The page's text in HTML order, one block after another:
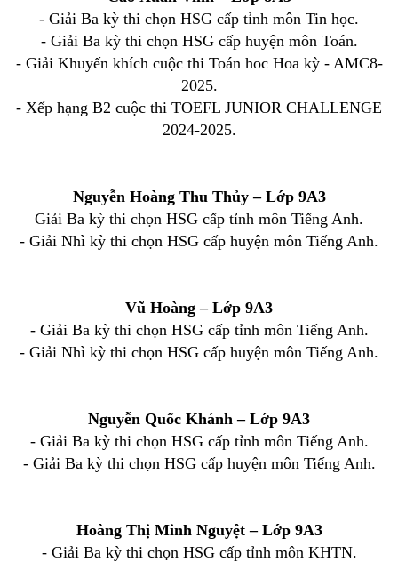
- Giải Ba kỳ thi chọn HSG cấp tỉnh môn Tin học.
- Giải Ba kỳ thi chọn HSG cấp huyện môn Toán.
- Giải Khuyến khích cuộc thi Toán hoc Hoa kỳ - AMC8-
2025.
- Xếp hạng B2 cuộc thi TOEFL JUNIOR CHALLENGE
2024-2025.
Nguyễn Hoàng Thu Thủy – Lớp 9A3
Giải Ba kỳ thi chọn HSG cấp tỉnh môn Tiếng Anh.
- Giải Nhì kỳ thi chọn HSG cấp huyện môn Tiếng Anh.
Vũ Hoàng – Lớp 9A3
- Giải Ba kỳ thi chọn HSG cấp tỉnh môn Tiếng Anh.
- Giải Nhì kỳ thi chọn HSG cấp huyện môn Tiếng Anh.
Nguyễn Quốc Khánh – Lớp 9A3
- Giải Ba kỳ thi chọn HSG cấp tỉnh môn Tiếng Anh.
- Giải Ba kỳ thi chọn HSG cấp huyện môn Tiếng Anh.
Hoàng Thị Minh Nguyệt – Lớp 9A3
- Giải Ba kỳ thi chọn HSG cấp tỉnh môn KHTN.